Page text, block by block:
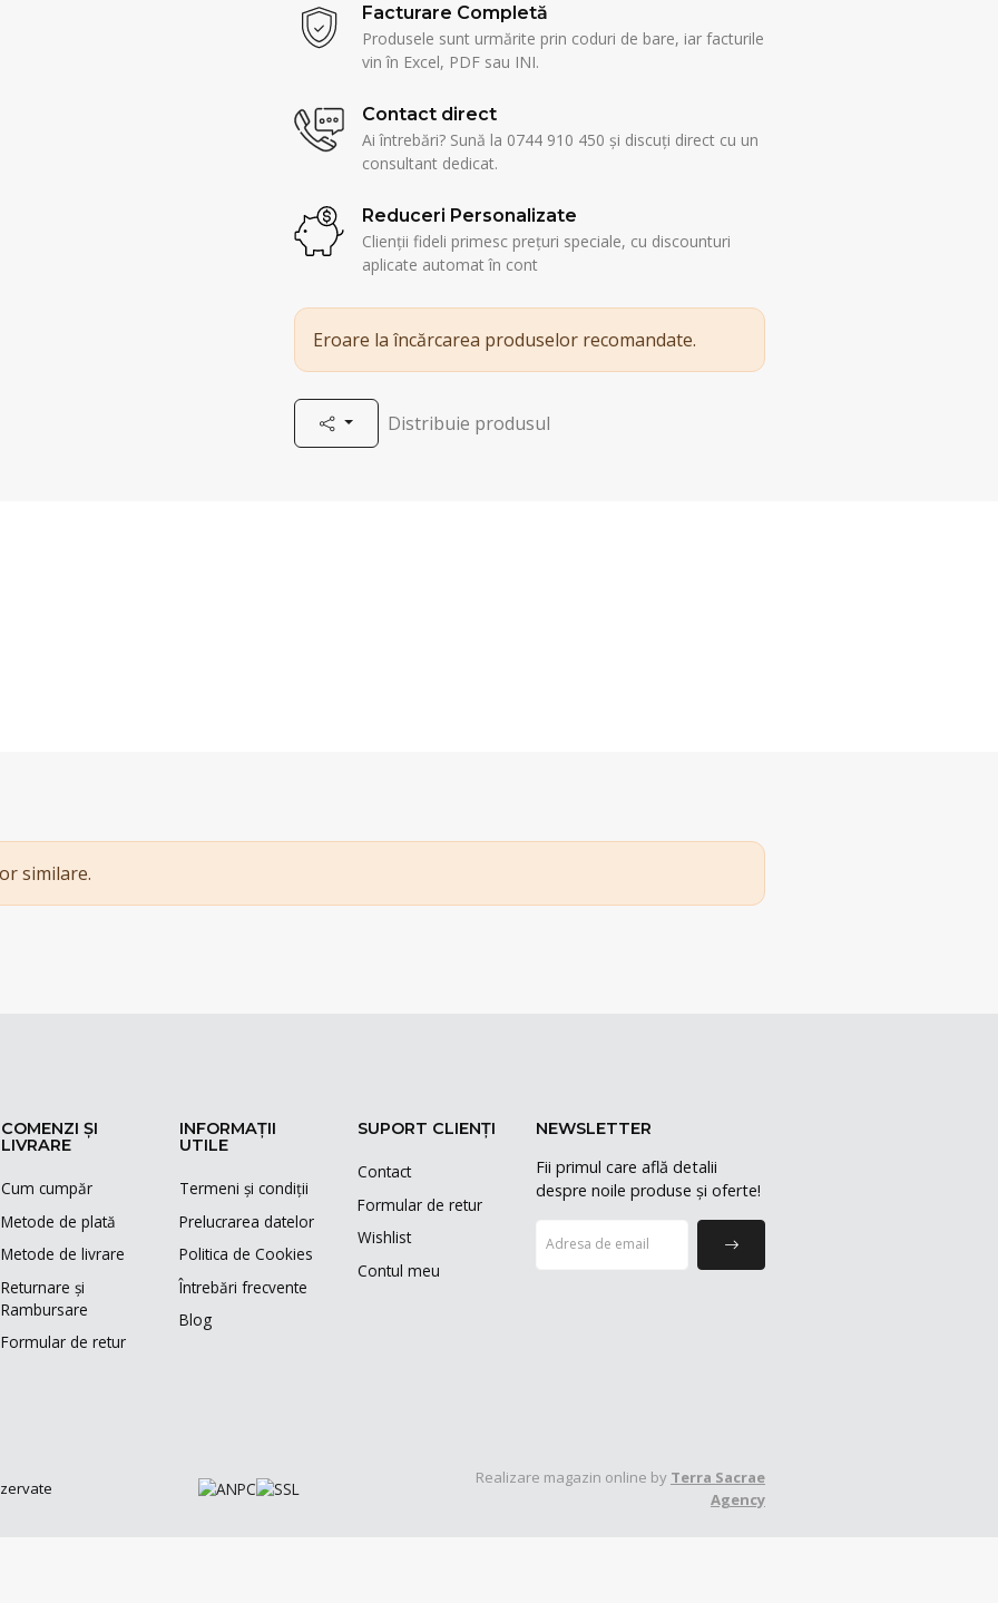
Facturare Completă
Produsele sunt urmărite prin coduri de bare, iar facturile
vin în Excel, PDF sau INI.
Contact direct
Ai întrebări? Sună la 0744 910 450 și discuți direct cu un
consultant dedicat.
Reduceri Personalizate
Clienții fideli primesc prețuri speciale, cu discounturi
aplicate automat în cont
Eroare la încărcarea produselor recomandate.
Distribuie produsul
similare.
COMENZI ȘI
LIVRARE
Cum cumpăr
Metode de plată
Metode de livrare
Returnare și
Rambursare
Formular de retur
INFORMAȚII
UTILE
Termeni și condiții
Prelucrarea datelor
Politica de Cookies
Întrebări frecvente
Blog
SUPORT CLIENȚI
Contact
Formular de retur
Wishlist
Contul meu
NEWSLETTER
Fii primul care află detalii
despre noile produse și oferte!
Realizare magazin online by Terra Sacrae
Agency